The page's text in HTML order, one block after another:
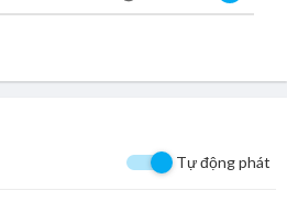
Tự động phát